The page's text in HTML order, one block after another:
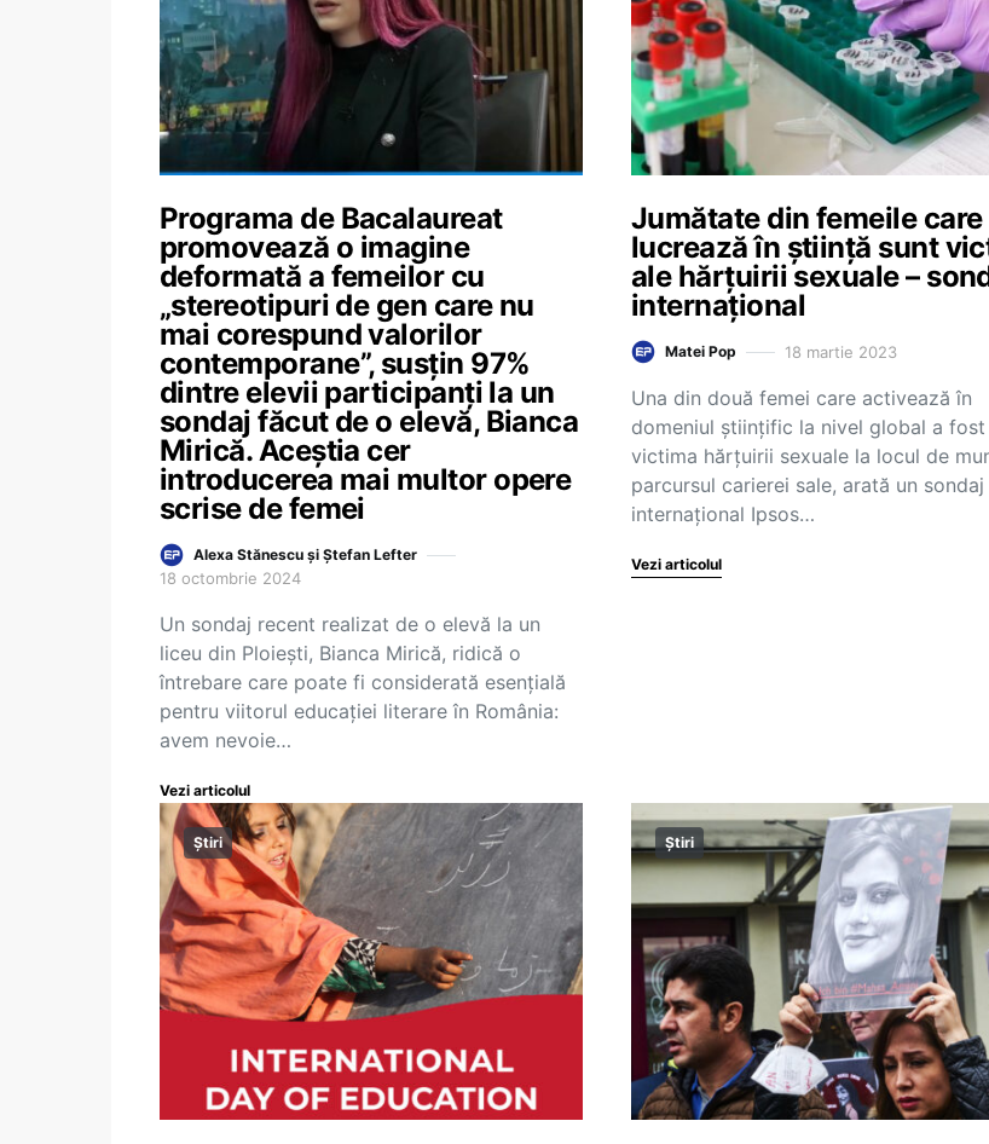
Programa de Bacalaureat
promovează o imagine
deformată a femeilor cu
„stereotipuri de gen care nu
mai corespund valorilor
contemporane”, susțin 97%
dintre elevii participanți la un
sondaj făcut de o elevă, Bianca
Mirică. Aceștia cer
introducerea mai multor opere
scrise de femei
Alexa Stănescu și Ștefan Lefter
18 octombrie 2024
Un sondaj recent realizat de o elevă la un
liceu din Ploiești, Bianca Mirică, ridică o
întrebare care poate fi considerată esențială
pentru viitorul educației literare în România:
avem nevoie…
Vezi articolul
Jumătate din femeile care
lucrează în știință sunt
ale hărțuirii sexuale –
internațional
Matei Pop 18 martie 2023
Una din două femei care activează în
domeniul ştiinţific la nivel global a fost
victima hărţuirii sexuale la locul de
parcursul carierei sale, arată un sondaj
internaţional Ipsos…
Vezi articolul
Știri Știri